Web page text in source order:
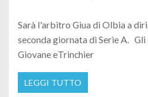
Sarà l'arbitro Giua di Olbia a
seconda giornata di Serie A.
Giovane eTrinchier
LEGGI TUTTO